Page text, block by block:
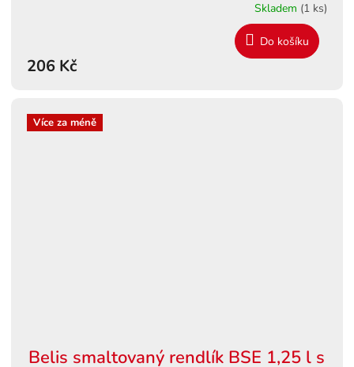
Skladem (1 ks)
206 Kč
Do košíku
Více za méně
Belis smaltovaný rendlík BSE 1,25 l s